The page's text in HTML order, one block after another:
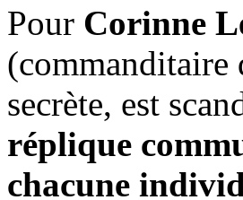
Pour Corinne
(commanditaire
secrète, est
réplique
chacune